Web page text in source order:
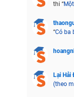
thi “
“Có ba
Lại Hải
(theo